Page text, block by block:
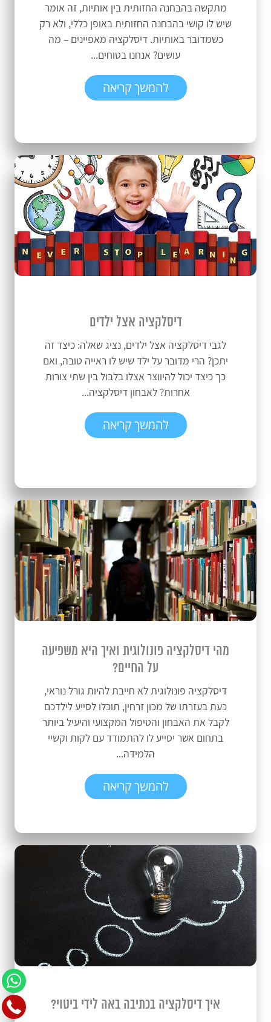
מתקשה בהבחנה החזותית בין אותיות, זה אומר
שיש לו קושי בהבחנה החזותית באופן כללי, ולא רק
כשמדובר באותיות. דיסלקציה מאפיינים – מה
עושים? אנחנו בטוחים...
להמשך קריאה
דיסלקציה אצל ילדים
לגבי דיסלקציה אצל ילדים, נציג שאלה: כיצד זה
יתכן? הרי מדובר על ילד שיש לו ראייה טובה, ואם
כך כיצד יכול להיווצר אצלו בלבול בין שתי צורות
אחרות? לאבחון דיסלקציה...
להמשך קריאה
מהי דיסלקציה פונולוגית ואיך היא משפיעה
על החיים?
דיסלקציה פונולוגית לא חייבת להיות גורל נוראי,
כעת בעזרתו של מכון זרחין, תוכלו לסייע לילדכם
לקבל את האבחון והטיפול המקצועי והיעיל ביותר
בתחום אשר יסייע לו להתמודד עם לקות וקשיי
הלמידה...
להמשך קריאה
איך דיסלקציה בכתיבה באה לידי ביטוי?